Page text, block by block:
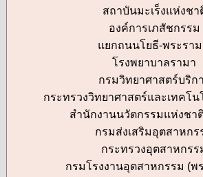
สถาบันมะเร็งแห่งชา
องค์การเภสัชกรรม
แยกถนนโยธี-พระราม
โรงพยาบาลรามา
กรมวิทยาศาสตร์บริก
กระทรวงวิทยาศาสตร์และเทคโ
สำนักงานนวัตกรรมแห่งชา
กรมส่งเสริมอุตสาหกร
กระทรวงอุตสาหกรร
กรมโรงงานอุตสาหกรรม (พ